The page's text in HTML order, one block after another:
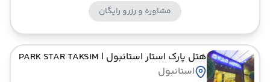
مشاوره و رزرو رایگان
هتل پارک استار استانبول | PARK STAR TAKSIM
استانبول